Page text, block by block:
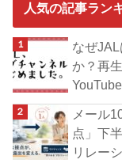
人気の記事ラン
なぜ
か？再
メール
点」下
リレー